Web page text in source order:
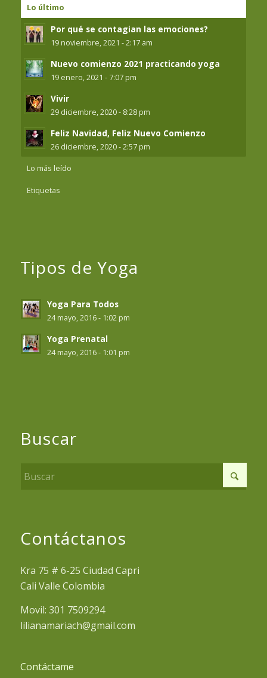
Lo último
Por qué se contagian las emociones?
19 noviembre, 2021 - 2:17 am
Nuevo comienzo 2021 practicando yoga
19 enero, 2021 - 7:07 pm
Vivir
29 diciembre, 2020 - 8:28 pm
Feliz Navidad, Feliz Nuevo Comienzo
26 diciembre, 2020 - 2:57 pm
Lo más leído
Etiquetas
Tipos de Yoga
Yoga Para Todos
24 mayo, 2016 - 1:02 pm
Yoga Prenatal
24 mayo, 2016 - 1:01 pm
Buscar
Contáctanos
Kra 75 # 6-25 Ciudad Capri
Cali Valle Colombia
Movil: 301 7509294
lilianamariach@gmail.com
Contáctame